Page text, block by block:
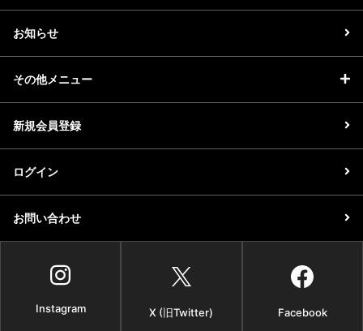
お知らせ
その他メニュー
新規会員登録
ログイン
お問い合わせ
Instagram X (旧Twitter) Facebook